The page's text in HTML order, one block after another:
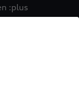
:plus